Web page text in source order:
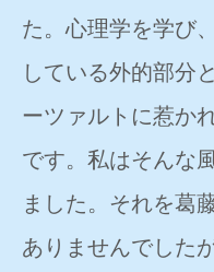
た。心理学を学び
している外的部分
ーツァルトに惹か
です。私はそんな
ました。それを葛
ありませんでした